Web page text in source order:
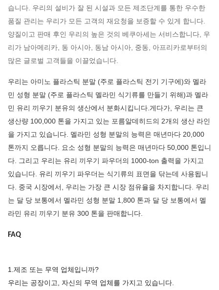
습니다. 우리의 설비가 잘 된 시설과 모든 제조단계를 통한 우수한
품질 관리는 우리가 모든 고객의 재요청을 보증할 수 있게 합니다.
양질이고 판매 후인 우리의 높은 것의 베쿠아세는 서비스합니다, 우
리가 남아메리카, 동 아시아, 동남 아시아, 중동, 아프리카로부터의
많은 글로벌 고객들을 이끌었습니다.
우리는 아미노 플라스틱 분말 (주로 플라스틱 전기 기구에)와 멜라
민 성형 분말 (주로 플라스틱 멜라민 식기류를 만들기 위해)과 멜라
민 유리 끼우기 분유의 생산에서 분화시킵니다.게다가, 우리는 큰
생산량 100,000 톤을 가지고 있는 포름알데히드의 2개의 생산 라인
을 가지고 있습니다. 멜라민 성형 분말의 능력은 매년마다 20,000
톤까지 오릅니다. 요소 성형 분말의 능력은 매년마다 50,000 톤입니
다. 그리고 우리는 유리 끼우기 파우더의 1000-ton 출력을 가지고
있습니다. 유리 끼우기 파우더는 식기류의 표면을 닦는데 사용됩니
다. 중국 시장에서, 우리는 가장 큰 시장 점유율을 차지합니다. 우리
는 달 당 보통에서 멜라민 성형 분말 1,800 톤과 달 당 보통에서 멜
라민 유리 끼우기 분유 300 톤을 판매합니다.
FAQ
1.제조 또는 무역 업체입니까?
우리는 공장이고, 자신의 무역 업체를 가지고 있습니다.